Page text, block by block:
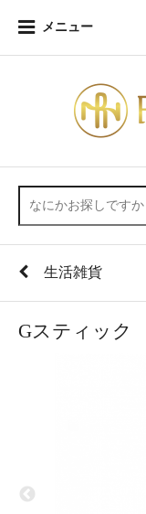
メニュー
生活雑貨
Gスティック